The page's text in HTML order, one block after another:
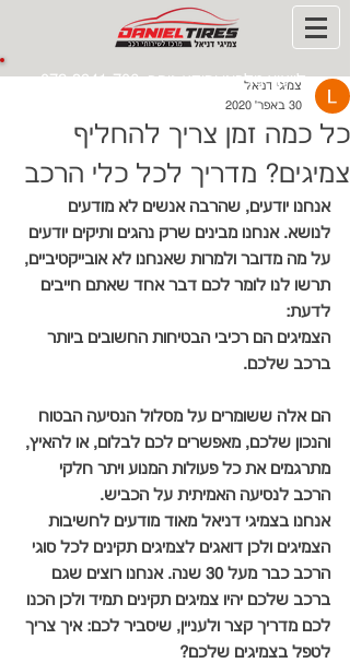
כל כמה זמן צריך להחליף
צמיגים? מדריך לכל כלי הרכב
צמיגי דניאל
30 באפר׳ 2020
אנחנו יודעים, שהרבה אנשים לא מודעים
לנושא. אנחנו מבינים שרק נהגים ותיקים יודעים
על מה מדובר ולמרות שאנחנו לא אובייקטיביים,
תרשו לנו לומר לכם דבר אחד שאתם חייבים
לדעת:
הצמיגים הם רכיבי הבטיחות החשובים ביותר
ברכב שלכם.
הם אלה ששומרים על מסלול הנסיעה הבטוח
והנכון שלכם, מאפשרים לכם לבלום, או להאיץ,
מתרגמים את כל פעולות המנוע ויתר חלקי
הרכב לנסיעה האמיתית על הכביש.
אנחנו בצמיגי דניאל מאוד מודעים לחשיבות
הצמיגים ולכן דואגים לצמיגים תקינים לכל סוגי
הרכב כבר מעל 30 שנה. אנחנו רוצים שגם
ברכב שלכם יהיו צמיגים תקינים תמיד ולכן הכנו
לכם מדריך קצר ולעניין, שיסביר לכם: איך צריך
לטפל בצמיגים שלכם?
לייעוץ טלפוני ומידע נוסף:072-3941-706